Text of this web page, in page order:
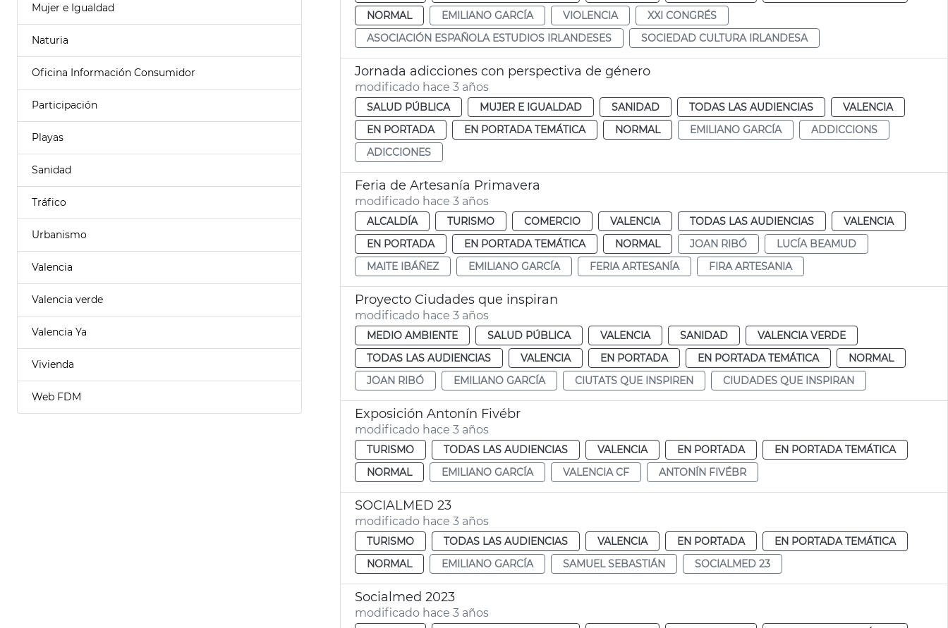
Mujer e Igualdad
Naturia
Oficina Información Consumidor
Participación
Playas
Sanidad
Tráfico
Urbanismo
Valencia
Valencia verde
Valencia Ya
Vivienda
Web FDM
NORMAL
EMILIANO GARCÍA VIOLENCIA
XXI CONGRÉS
ASOCIACIÓN ESPAÑOLA ESTUDIOS IRLANDESES
SOCIEDAD CULTURA IRLANDESA
Jornada adicciones con perspectiva de género
modificado hace 3 años
SALUD PÚBLICA MUJER E IGUALDAD SANIDAD TODAS LAS AUDIENCIAS
VALENCIA
EN PORTADA
EN PORTADA TEMÁTICA NORMAL EMILIANO GARCÍA
ADDICCIONS
ADICCIONES
Feria de Artesanía Primavera
modificado hace 3 años
ALCALDÍA TURISMO COMERCIO VALENCIA TODAS LAS AUDIENCIAS
VALENCIA
EN PORTADA
EN PORTADA TEMÁTICA NORMAL JOAN RIBÓ
LUCÍA BEAMUD
MAITE IBÁÑEZ
EMILIANO GARCÍA FERIA ARTESANÍA FIRA ARTESANIA
Proyecto Ciudades que inspiran
modificado hace 3 años
MEDIO AMBIENTE SALUD PÚBLICA VALENCIA SANIDAD
VALENCIA VERDE
TODAS LAS AUDIENCIAS
VALENCIA EN PORTADA EN PORTADA TEMÁTICA
NORMAL
JOAN RIBÓ
EMILIANO GARCÍA CIUTATS QUE INSPIREN CIUDADES QUE INSPIRAN
Exposición Antonín Fivébr
modificado hace 3 años
TURISMO TODAS LAS AUDIENCIAS VALENCIA EN PORTADA
EN PORTADA TEMÁTICA
NORMAL
EMILIANO GARCÍA VALENCIA CF ANTONÍN FIVÉBR
SOCIALMED 23
modificado hace 3 años
TURISMO TODAS LAS AUDIENCIAS VALENCIA EN PORTADA
EN PORTADA TEMÁTICA
NORMAL
EMILIANO GARCÍA SAMUEL SEBASTIÁN SOCIALMED 23
Socialmed 2023
modificado hace 3 años